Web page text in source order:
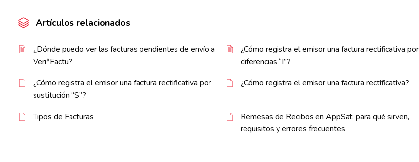
Artículos relacionados
¿Dónde puedo ver las facturas pendientes de envío a
Veri*Factu?
¿Cómo registra el emisor una factura rectificativa por
diferencias “I”?
¿Cómo registra el emisor una factura rectificativa por
sustitución “S”?
¿Cómo registra el emisor una factura rectificativa?
Tipos de Facturas
Remesas de Recibos en AppSat: para qué sirven,
requisitos y errores frecuentes